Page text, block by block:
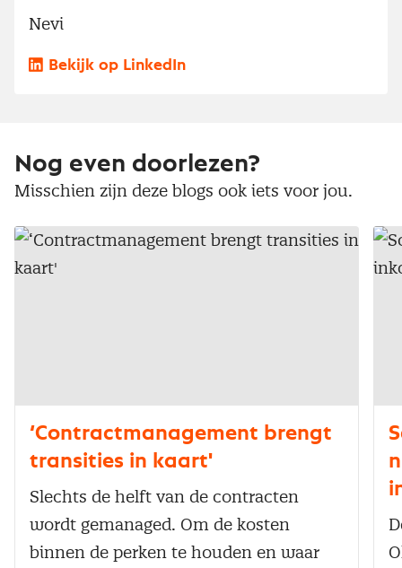
Nevi
Bekijk op LinkedIn
Nog even doorlezen?
Misschien zijn deze blogs ook iets voor jou.
‘Contractmanagement brengt
transities in kaart'
Slechts de helft van de contracten
wordt gemanaged. Om de kosten
binnen de perken te houden en waar